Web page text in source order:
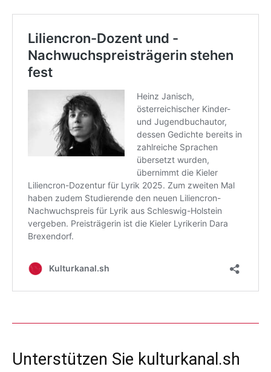
Unterstützen Sie kulturkanal.sh